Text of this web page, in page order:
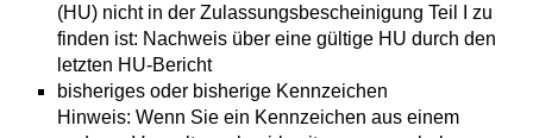
(HU) nicht in der Zulassungsbescheinigung Teil I zu
finden ist: Nachweis über eine gültige HU durch den
letzten HU-Bericht
bisheriges oder bisherige Kennzeichen
Hinweis: Wenn Sie ein Kennzeichen aus einem